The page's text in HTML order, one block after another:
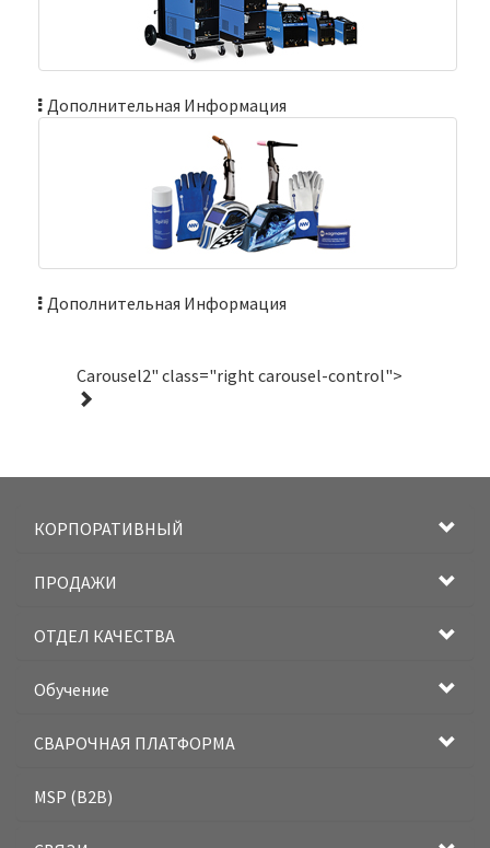
Дополнительная Информация
Дополнительная Информация
Carousel2" class="right carousel-control">
КОРПОРАТИВНЫЙ
ПРОДАЖИ
ОТДЕЛ КАЧЕСТВА
Обучение
СВАРОЧНАЯ ПЛАТФОРМА
MSP (B2B)